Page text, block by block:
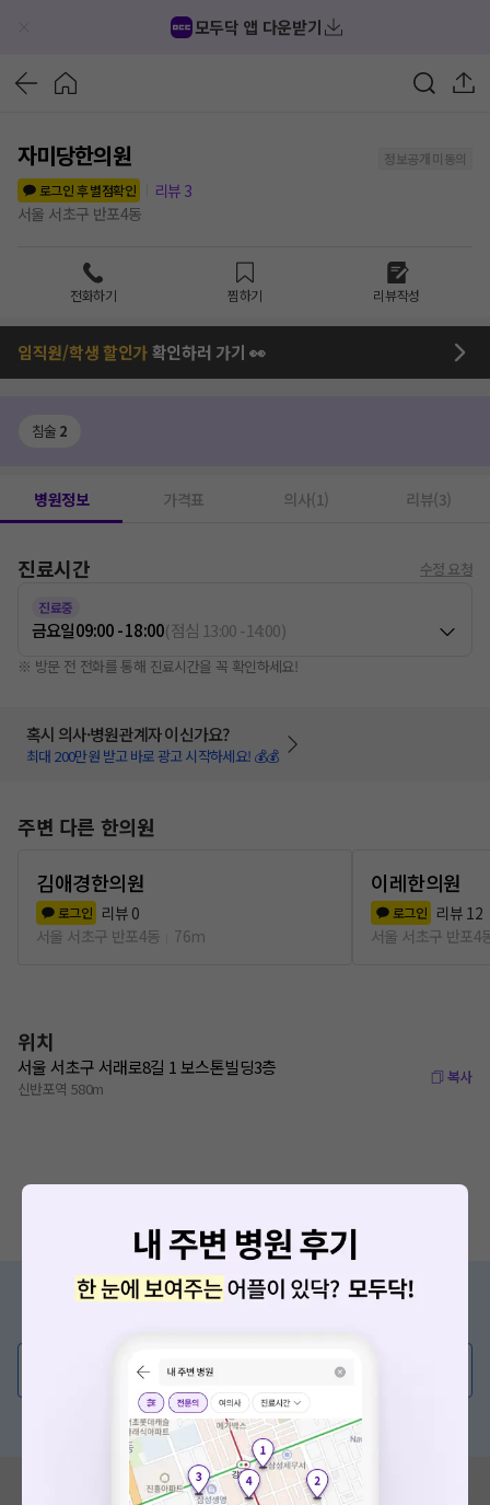
모두닥 앱 다운받기
자미당한의원
정보공개 미동의
로그인 후 별점확인
리뷰 3
서울 서초구 반포4동
전화하기 찜하기 리뷰작성
임직원/학생 할인가확인하러 가기 👀
침술 2
병원정보 가격표 의사(1) 리뷰(3)
진료시간 수정 요청
진료중
금요일09:00 - 18:00(점심 13:00-14:00)
※ 방문 전 전화를 통해 진료시간을 꼭 확인하세요!
혹시 의사·병원관계자 이신가요?
최대 200만원 받고 바로 광고 시작하세요! 💰💰
주변 다른 한의원
김애경한의원
로그인 리뷰 0
서울 서초구 반포4동
76m
이레한의원
로그인 리뷰 12
서울 서초구 반포4
위치
서울 서초구 서래로8길 1 보스톤빌딩3층
신반포역 580m
복사
증상/치료, 궁금한 점이 있나요?
💬 무엇이든 물어보세요
혹은, 의료상담 서비스에 다양한 게시글 보러가기
혹시 잘못된 병원정보가 있나요?